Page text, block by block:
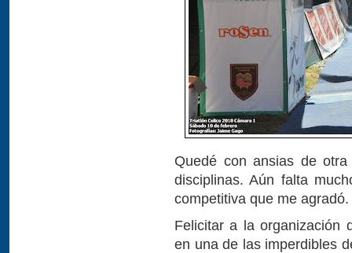
Quedé con ansias de
disciplinas. Aún falta
competitiva que me agradó.
Felicitar a la organización
en una de las imperdibles